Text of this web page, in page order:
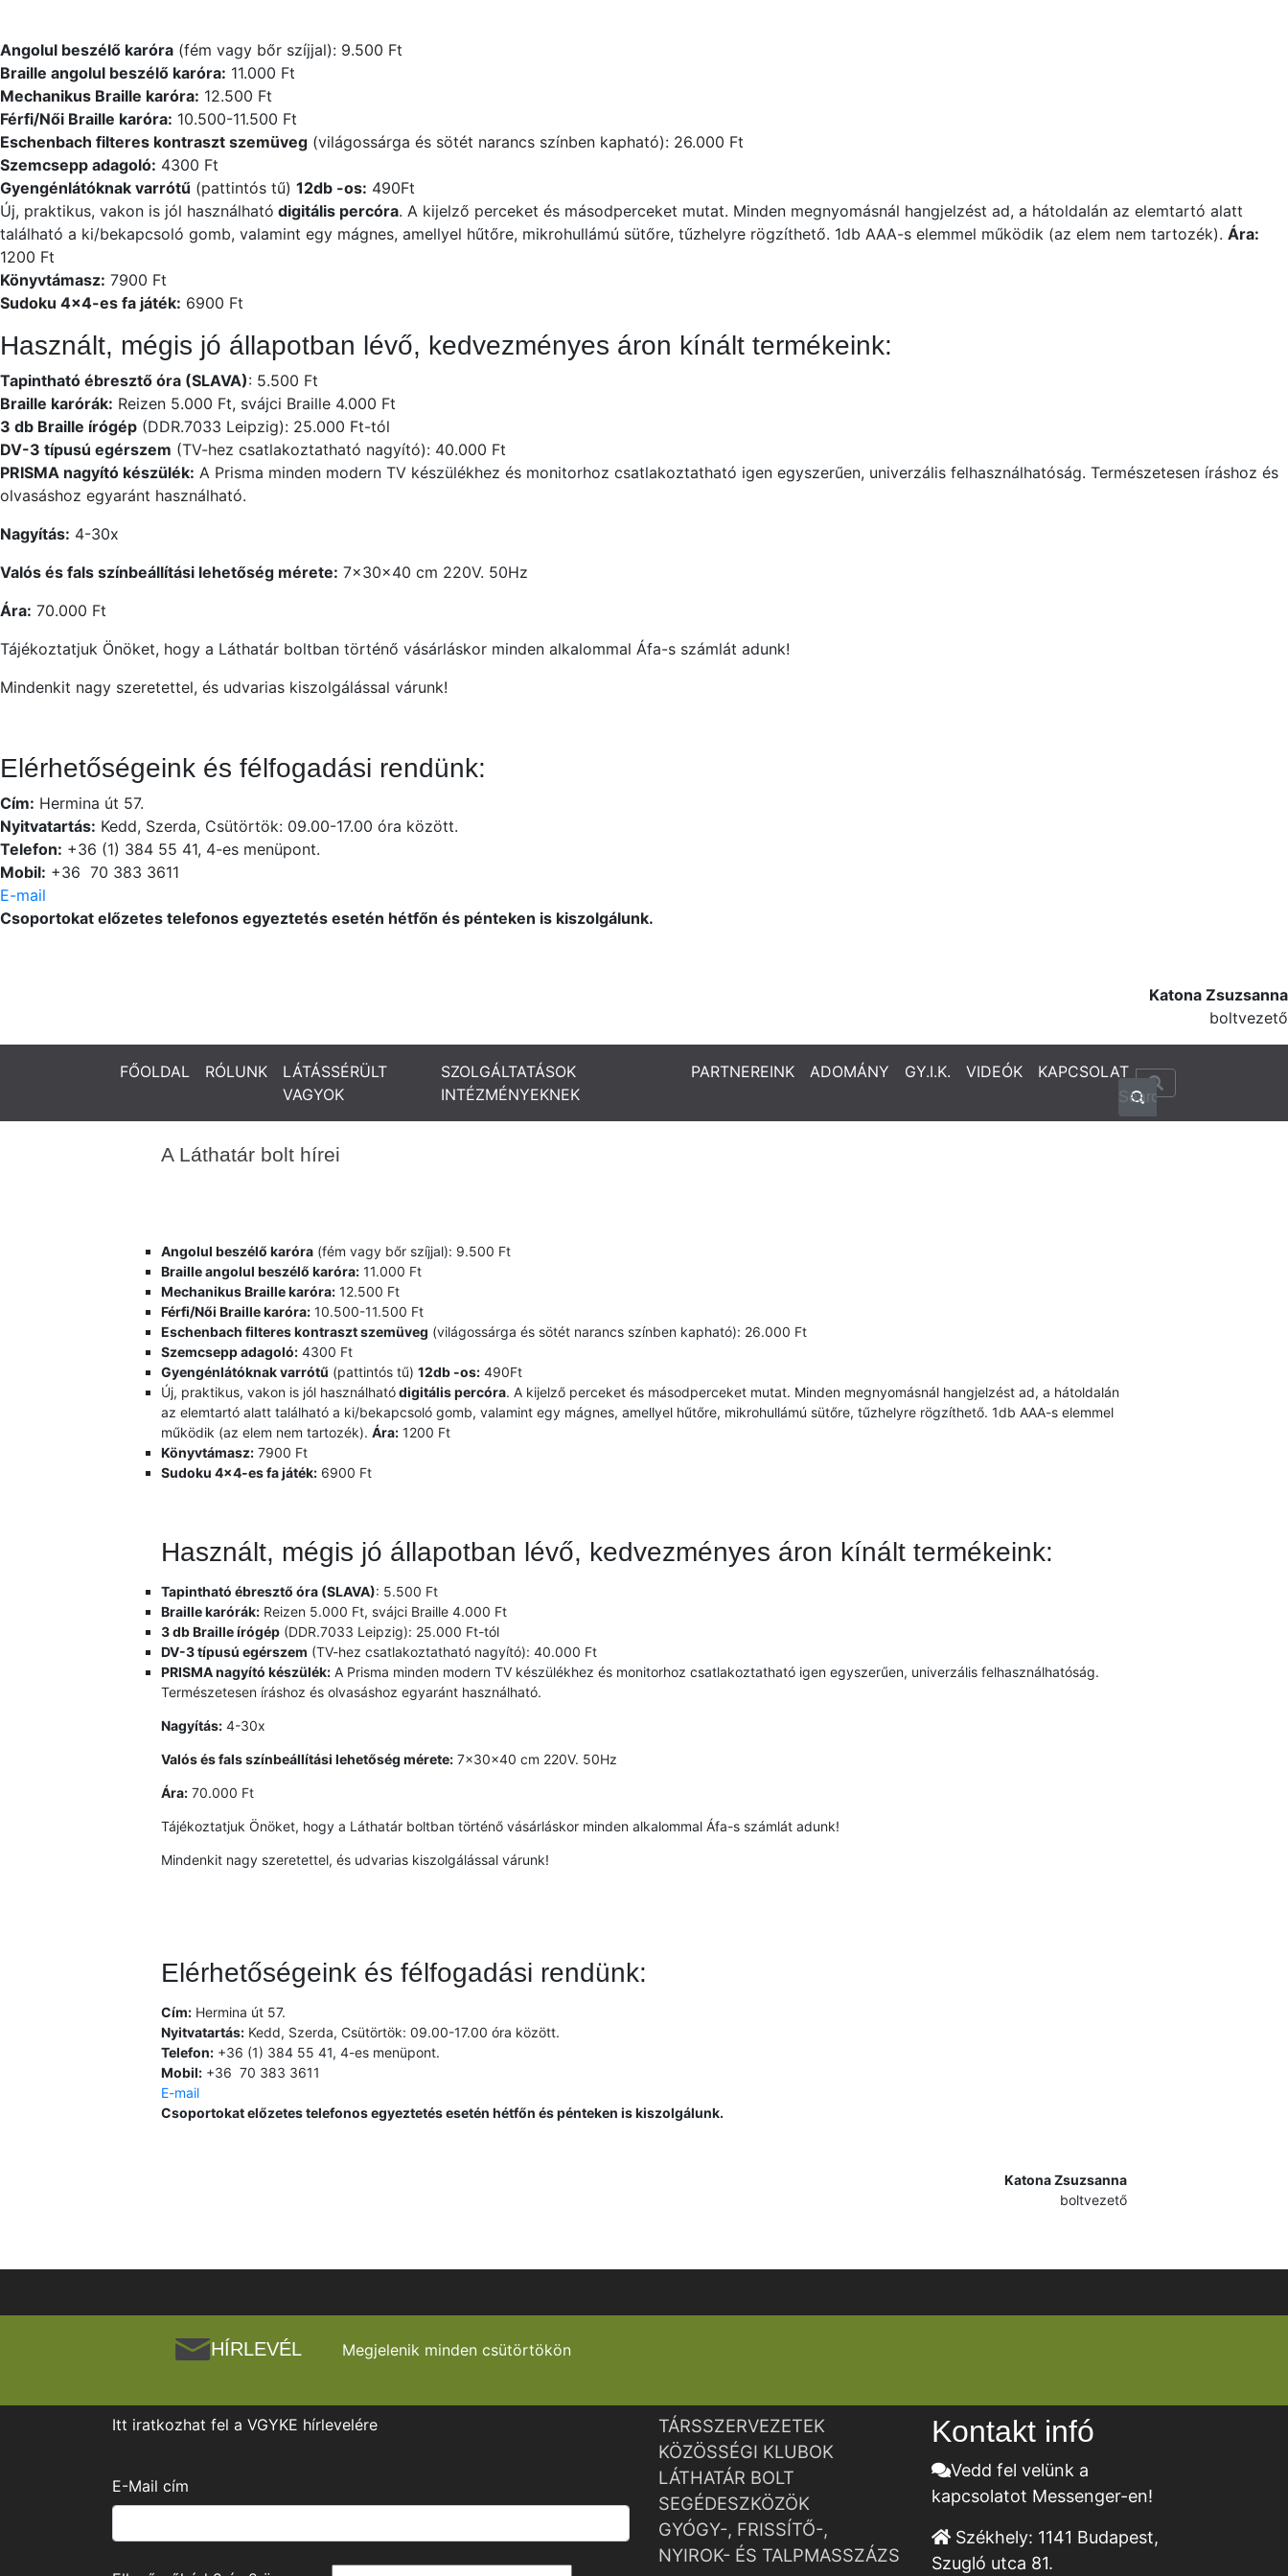
Angolul beszélő karóra (fém vagy bőr szíjjal): 9.500 Ft
Braille angolul beszélő karóra: 11.000 Ft
Mechanikus Braille karóra: 12.500 Ft
Férfi/Női Braille karóra: 10.500-11.500 Ft
Eschenbach filteres kontraszt szemüveg (világossárga és sötét narancs színben kapható): 26.000 Ft
Szemcsepp adagoló: 4300 Ft
Gyengénlátóknak varrótű (pattintós tű) 12db -os: 490Ft
Új, praktikus, vakon is jól használható digitális percóra. A kijelző perceket és másodperceket mutat. Minden megnyomásnál hangjelzést ad, a hátoldalán az elemtartó alatt
található a ki/bekapcsoló gomb, valamint egy mágnes, amellyel hűtőre, mikrohullámú sütőre, tűzhelyre rögzíthető. 1db AAA-s elemmel működik (az elem nem tartozék). Ára:
1200 Ft
Könyvtámasz: 7900 Ft
Sudoku 4×4-es fa játék: 6900 Ft
Használt, mégis jó állapotban lévő, kedvezményes áron kínált termékeink:
Tapintható ébresztő óra (SLAVA): 5.500 Ft
Braille karórák: Reizen 5.000 Ft, svájci Braille 4.000 Ft
3 db Braille írógép (DDR.7033 Leipzig): 25.000 Ft-tól
DV-3 típusú egérszem (TV-hez csatlakoztatható nagyító): 40.000 Ft
PRISMA nagyító készülék: A Prisma minden modern TV készülékhez és monitorhoz csatlakoztatható igen egyszerűen, univerzális felhasználhatóság. Természetesen íráshoz és
olvasáshoz egyaránt használható.
Nagyítás: 4-30x
Valós és fals színbeállítási lehetőség mérete: 7x30x40 cm 220V. 50Hz
Ára: 70.000 Ft
Tájékoztatjuk Önöket, hogy a Láthatár boltban történő vásárláskor minden alkalommal Áfa-s számlát adunk!
Mindenkit nagy szeretettel, és udvarias kiszolgálással várunk!
Elérhetőségeink és félfogadási rendünk:
Cím: Hermina út 57.
Nyitvatartás: Kedd, Szerda, Csütörtök: 09.00-17.00 óra között.
Telefon: +36 (1) 384 55 41, 4-es menüpont.
Mobil: +36 70 383 3611
E-mail
Csoportokat előzetes telefonos egyeztetés esetén hétfőn és pénteken is kiszolgálunk.
Katona Zsuzsanna
boltvezető
FŐOLDAL RÓLUNK
LÁTÁSSÉRÜLT
VAGYOK
SZOLGÁLTATÁSOK
INTÉZMÉNYEKNEK
PARTNEREINK ADOMÁNY GY.I.K. VIDEÓK KAPCSOLAT
A Láthatár bolt hírei
Angolul beszélő karóra (fém vagy bőr szíjjal): 9.500 Ft
Braille angolul beszélő karóra: 11.000 Ft
Mechanikus Braille karóra: 12.500 Ft
Férfi/Női Braille karóra: 10.500-11.500 Ft
Eschenbach filteres kontraszt szemüveg (világossárga és sötét narancs színben kapható): 26.000 Ft
Szemcsepp adagoló: 4300 Ft
Gyengénlátóknak varrótű (pattintós tű) 12db -os: 490Ft
Új, praktikus, vakon is jól használhatódigitális percóra. A kijelző perceket és másodperceket mutat. Minden megnyomásnál hangjelzést ad, a hátoldalán
az elemtartó alatt található a ki/bekapcsoló gomb, valamint egy mágnes, amellyel hűtőre, mikrohullámú sütőre, tűzhelyre rögzíthető. 1db AAA-s elemmel
működik (az elem nem tartozék). Ára: 1200 Ft
Könyvtámasz: 7900 Ft
Sudoku 4×4-es fa játék: 6900 Ft
Használt, mégis jó állapotban lévő, kedvezményes áron kínált termékeink:
Tapintható ébresztő óra (SLAVA): 5.500 Ft
Braille karórák: Reizen 5.000 Ft, svájci Braille 4.000 Ft
3 db Braille írógép (DDR.7033 Leipzig): 25.000 Ft-tól
DV-3 típusú egérszem (TV-hez csatlakoztatható nagyító): 40.000 Ft
PRISMA nagyító készülék: A Prisma minden modern TV készülékhez és monitorhoz csatlakoztatható igen egyszerűen, univerzális felhasználhatóság.
Természetesen íráshoz és olvasáshoz egyaránt használható.
Nagyítás: 4-30x
Valós és fals színbeállítási lehetőség mérete: 7x30x40 cm 220V. 50Hz
Ára: 70.000 Ft
Tájékoztatjuk Önöket, hogy a Láthatár boltban történő vásárláskor minden alkalommal Áfa-s számlát adunk!
Mindenkit nagy szeretettel, és udvarias kiszolgálással várunk!
Elérhetőségeink és félfogadási rendünk:
Cím: Hermina út 57.
Nyitvatartás: Kedd, Szerda, Csütörtök: 09.00-17.00 óra között.
Telefon: +36 (1) 384 55 41, 4-es menüpont.
Mobil: +36 70 383 3611
E-mail
Csoportokat előzetes telefonos egyeztetés esetén hétfőn és pénteken is kiszolgálunk.
Katona Zsuzsanna
boltvezető
HÍRLEVÉL Megjelenik minden csütörtökön
Itt iratkozhat fel a VGYKE hírlevelére
E-Mail cím
TÁRSSZERVEZETEK
KÖZÖSSÉGI KLUBOK
LÁTHATÁR BOLT
SEGÉDESZKÖZÖK
GYÓGY-, FRISSÍTŐ-,
NYIROK- ÉS TALPMASSZÁZS
Kontakt infó
Vedd fel velünk a
kapcsolatot Messenger-en!
Székhely: 1141 Budapest,
Szugló utca 81.